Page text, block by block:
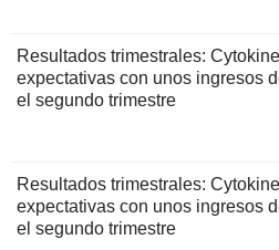
Resultados trimestrales:
expectativas con unos ingresos
el segundo trimestre
Resultados trimestrales:
expectativas con unos ingresos
el segundo trimestre